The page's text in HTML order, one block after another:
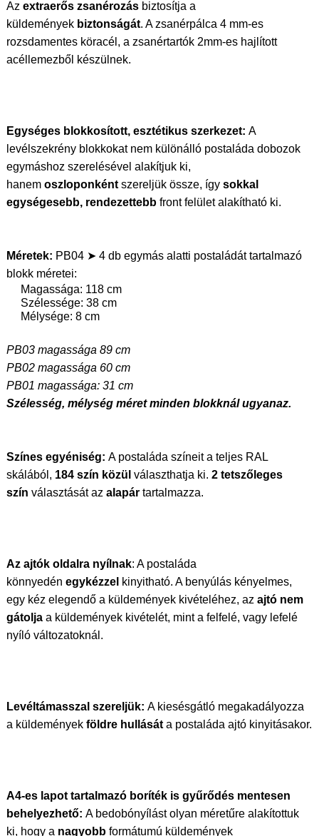
Az extraerős zsanérozásbiztosítja a
küldemények biztonságát. A zsanérpálca 4 mm-es
rozsdamentes köracél, a zsanértartók 2mm-es hajlított
acéllemezből készülnek.
Egységes blokkosított, esztétikus szerkezet: A
levélszekrény blokkokat nem különálló postaláda dobozok
egymáshoz szerelésével alakítjuk ki,
hanem oszloponkéntszereljük össze, így sokkal
egységesebb, rendezettebbfront felület alakítható ki.
Méretek: PB04 ➤ 4 db egymás alatti postaládát tartalmazó
blokk méretei:
Magassága: 118 cm
Szélessége: 38 cm
Mélysége: 8 cm
PB03 magassága 89 cm
PB02 magassága 60 cm
PB01 magassága: 31 cm
Szélesség, mélység méret minden blokknál ugyanaz.
Színes egyéniség: A postaláda színeit a teljes RAL
skálából, 184 szín közül választhatja ki. 2 tetszőleges
szín választását az alapártartalmazza.
Az ajtók oldalra nyílnak: A postaláda
könnyedén egykézzel kinyitható. A benyúlás kényelmes,
egy kéz elegendő a küldemények kivételéhez, az ajtó nem
gátoljaa küldemények kivételét, mint a felfelé, vagy lefelé
nyíló változatoknál.
Levéltámasszal szereljük: A kiesésgátló megakadályozza
a küldemények földre hullásáta postaláda ajtó kinyitásakor.
A4-es lapot tartalmazó boríték is gyűrődés mentesen
behelyezhető: A bedobónyílást olyan méretűre alakítottuk
ki, hogy a nagyobbformátumú küldemények